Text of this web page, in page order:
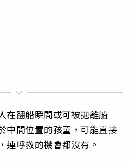
在翻船瞬間或可被拋離船
中間位置的孩童，可能直接
連呼救的機會都沒有。